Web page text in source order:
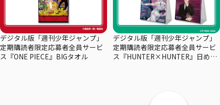
デジタル版「週刊少年ジャンプ」
定期購読者限定応募者全員サービ
ス『ONE PIECE』BIGタオル
デジタル版「週刊少年ジャンプ」
定期購読者限定応募者全員サービ
ス『HUNTER×HUNTER』日めく